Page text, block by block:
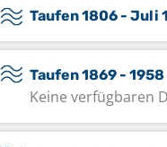
Taufen 1806 - Juli
Taufen 1869 - 1958
Keine verfügbaren